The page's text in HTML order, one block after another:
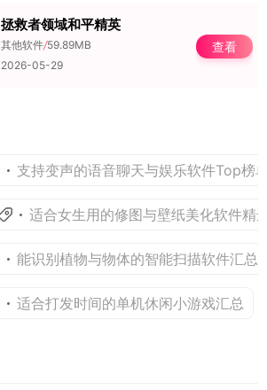
拯救者领域和平精英
其他软件/59.89MB
2026-05-29
查看
支持变声的语音聊天与娱乐软件Top榜单
适合女生用的修图与壁纸美化软件精选
能识别植物与物体的智能扫描软件汇总
适合打发时间的单机休闲小游戏汇总